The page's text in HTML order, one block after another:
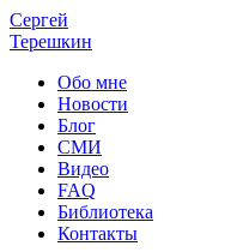
Сергей
Терешкин
Обо мне
Новости
Блог
СМИ
Видео
FAQ
Библиотека
Контакты